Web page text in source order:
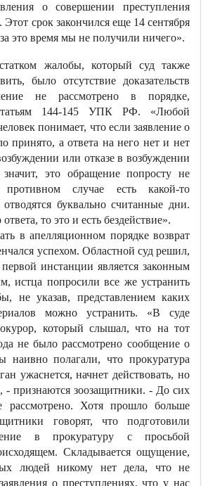
о совершении преступления
Этот срок закончился еще 14 сентября
это время мы не получили ничего».
жалобы, который суд также
было отсутствие доказательств
не рассмотрено в порядке,
144-145 УПК РФ. «Любой
понимает, что если заявление о
принято, а ответа на него нет и нет
или отказе в возбуждении
значит, это обращение попросту не
случае есть какой-то
буквально считанные дни.
то это и есть бездействие».
в апелляционном порядке возврат
успехом. Областной суд решил,
инстанции является законным
истца попросили все же устранить
не указав, представлением каких
можно устранить. «В суде
который слышал, что на тот
не было рассмотрено сообщение о
наивно полагали, что прокуратура
ужаснется, начнет действовать, но
- признаются зоозащитники. - До сих
рассмотрено. Хотя прошло больше
говорят, что подготовили
в прокуратуру с просьбой
Складывается ощущение,
людей никому нет дела, что не
о преступлениях, что у нас